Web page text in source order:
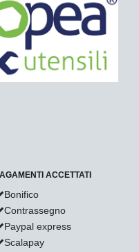
ACCETTATI
Bonifico
Contrassegno
Paypal express
Scalapay